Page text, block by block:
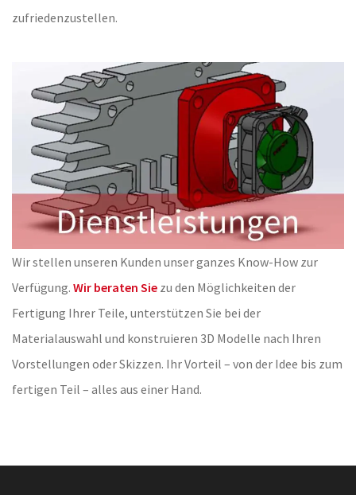
zufriedenzustellen.
Wir stellen unseren Kunden unser ganzes Know-How zur
Verfügung. Wir beraten Sie zu den Möglichkeiten der
Fertigung Ihrer Teile, unterstützen Sie bei der
Materialauswahl und konstruieren 3D Modelle nach Ihren
Vorstellungen oder Skizzen. Ihr Vorteil – von der Idee bis zum
fertigen Teil – alles aus einer Hand.